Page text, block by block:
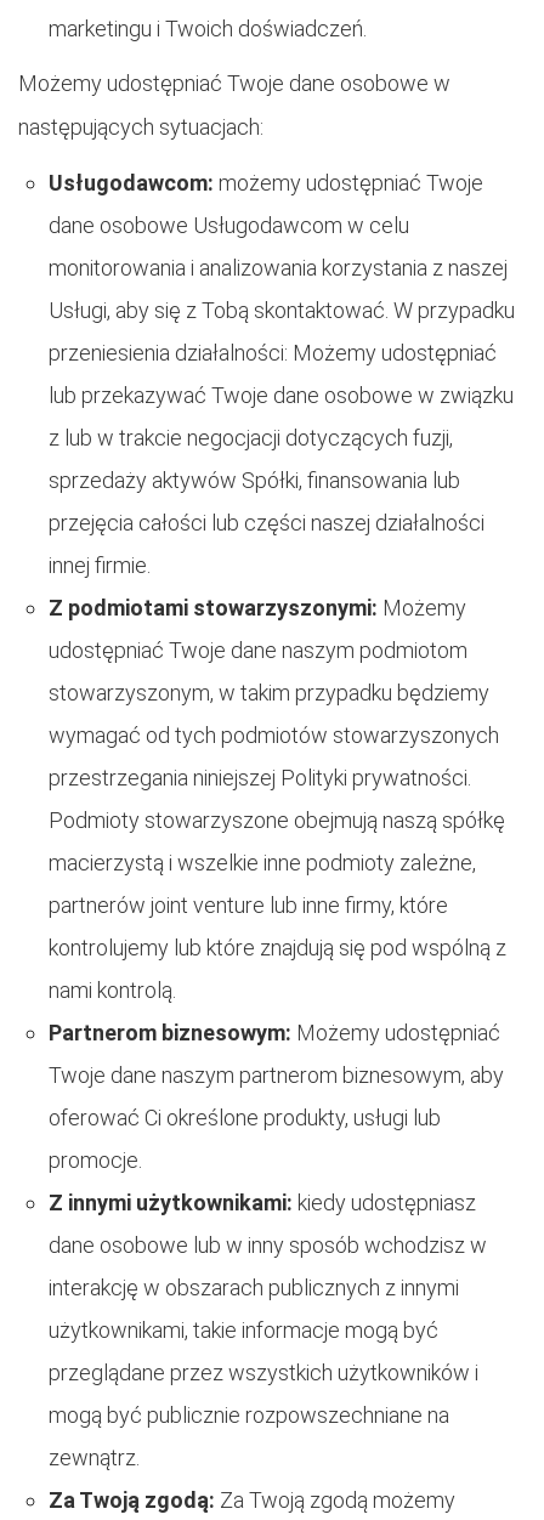
marketingu i Twoich doświadczeń.
Możemy udostępniać Twoje dane osobowe w
następujących sytuacjach:
Usługodawcom: możemy udostępniać Twoje
dane osobowe Usługodawcom w celu
monitorowania i analizowania korzystania z naszej
Usługi, aby się z Tobą skontaktować. W przypadku
przeniesienia działalności: Możemy udostępniać
lub przekazywać Twoje dane osobowe w związku
z lub w trakcie negocjacji dotyczących fuzji,
sprzedaży aktywów Spółki, finansowania lub
przejęcia całości lub części naszej działalności
innej firmie.
Z podmiotami stowarzyszonymi: Możemy
udostępniać Twoje dane naszym podmiotom
stowarzyszonym, w takim przypadku będziemy
wymagać od tych podmiotów stowarzyszonych
przestrzegania niniejszej Polityki prywatności.
Podmioty stowarzyszone obejmują naszą spółkę
macierzystą i wszelkie inne podmioty zależne,
partnerów joint venture lub inne firmy, które
kontrolujemy lub które znajdują się pod wspólną z
nami kontrolą.
Partnerom biznesowym: Możemy udostępniać
Twoje dane naszym partnerom biznesowym, aby
oferować Ci określone produkty, usługi lub
promocje.
Z innymi użytkownikami: kiedy udostępniasz
dane osobowe lub w inny sposób wchodzisz w
interakcję w obszarach publicznych z innymi
użytkownikami, takie informacje mogą być
przeglądane przez wszystkich użytkowników i
mogą być publicznie rozpowszechniane na
zewnątrz.
Za Twoją zgodą: Za Twoją zgodą możemy